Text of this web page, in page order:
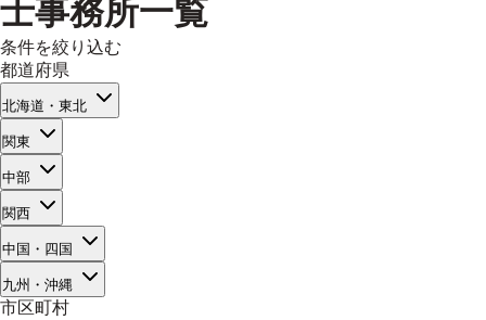
士事務所一覧
条件を絞り込む
都道府県
北海道・東北
関東
中部
関西
中国・四国
九州・沖縄
市区町村